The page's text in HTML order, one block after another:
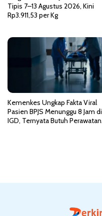
Tipis 7–13 Agustus 2026, Kini
Rp3.911,53 per Kg
Kemenkes Ungkap Fakta Viral
Pasien BPJS Menunggu 8 Jam di
IGD, Ternyata Butuh Perawatan